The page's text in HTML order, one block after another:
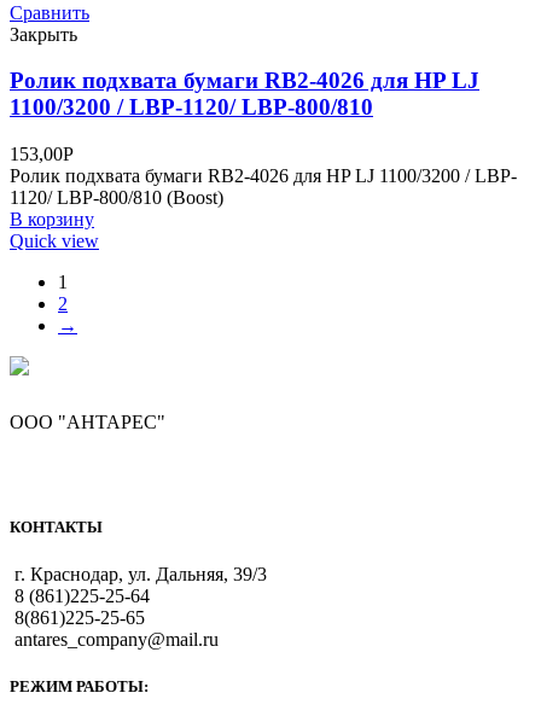
Сравнить
Закрыть
Ролик подхвата бумаги RB2-4026 для HP LJ
1100/3200 / LBP-1120/ LBP-800/810
153,00Р
Ролик подхвата бумаги RB2-4026 для HP LJ 1100/3200 / LBP-
1120/ LBP-800/810 (Boost)
В корзину
Quick view
1
2
→
ООО "АНТАРЕС"
КОНТАКТЫ
г. Краснодар, ул. Дальняя, 39/3
8 (861)225-25-64
8(861)225-25-65
antares_company@mail.ru
РЕЖИМ РАБОТЫ: